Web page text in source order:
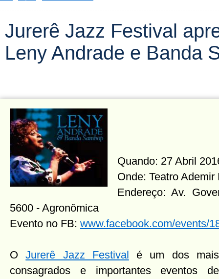
Jurerê Jazz Festival
Leny Andrade e Banda
Quando: 27 Abril
Onde: Teatro Ademir
Endereço: Av.
5600 - Agronômica
Evento no FB: www.facebook.com/events/
OJurerê Jazz Festival é um dos mais
consagrados e importantes eventos de